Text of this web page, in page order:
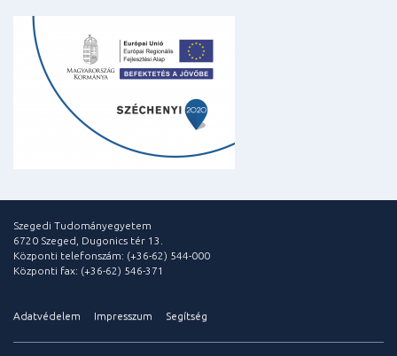
Szegedi Tudományegyetem
6720 Szeged, Dugonics tér 13.
Központi telefonszám: (+36-62) 544-000
Központi fax: (+36-62) 546-371
Adatvédelem Impresszum Segítség